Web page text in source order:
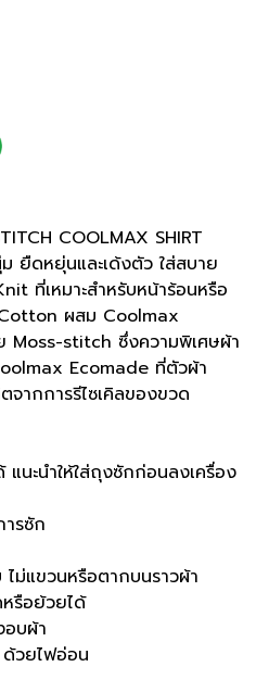
COOLMAX SHIRT
ยืดหยุ่นและเด้งตัว ใส่สบาย
ที่เหมาะสำหรับหน้าร้อนหรือ
ผสม Coolmax
Moss-stitch ซึ่งความพิเศษผ้า
Ecomade ที่ตัวผ้า
ากการรีไซเคิลของขวด
แนะนำให้ใส่ถุงซักก่อนลงเครื่อง
ารซัก
ไม่แขวนหรือตากบนราวผ้า
หรือย้วยได้
อบผ้า
ด้วยไฟอ่อน